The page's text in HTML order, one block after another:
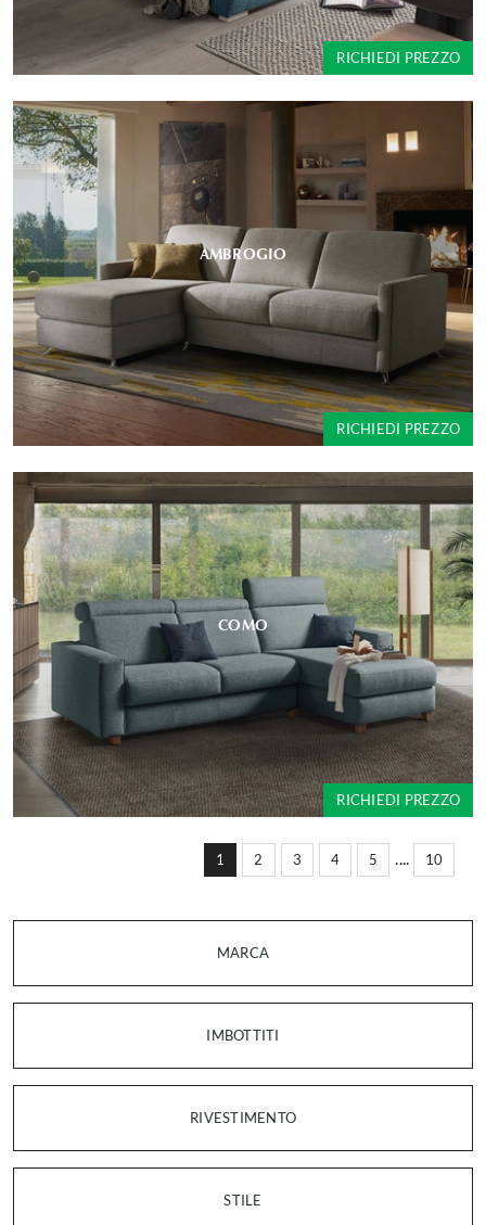
MARCA
IMBOTTITI
RIVESTIMENTO
STILE
1 2 3 4 5 .... 10
RICHIEDI PREZZO
AMBROGIO
RICHIEDI PREZZO
COMO
RICHIEDI PREZZO